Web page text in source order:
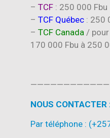
– TCF : 250 000 Fbu
– TCF Québec : 250
– TCF Canada /
170 000 Fbu à 250
NOUS CONTACTER
Par téléphone :